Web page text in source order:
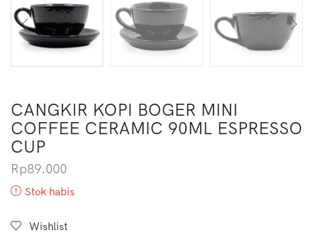
CANGKIR KOPI BOGER MINI
COFFEE CERAMIC 90ML ESPRESSO
CUP
Rp89.000
Stok habis
Wishlist